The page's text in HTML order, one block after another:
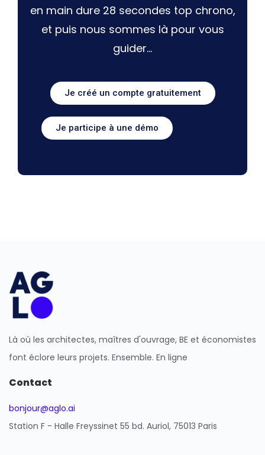
en main dure 28 secondes top chrono,
et puis nous sommes là pour vous
guider…
Je créé un compte gratuitement
Je participe à une démo
Là où les architectes, maîtres d'ouvrage, BE et économistes
font éclore leurs projets. Ensemble. En ligne
Contact
bonjour@aglo.ai
Station F - Halle Freyssinet 55 bd. Auriol, 75013 Paris